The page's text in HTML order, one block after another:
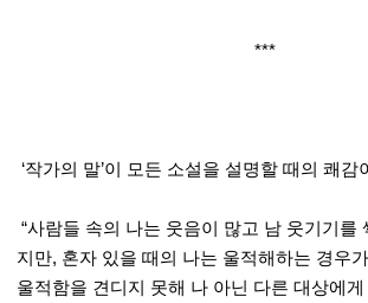
***
‘작가의 말’이 모든 소설을 설명할 때의 쾌감
“사람들 속의 나는 웃음이 많고 남 웃기기를
지만, 혼자 있을 때의 나는 울적해하는 경우
울적함을 견디지 못해 나 아닌 다른 대상에